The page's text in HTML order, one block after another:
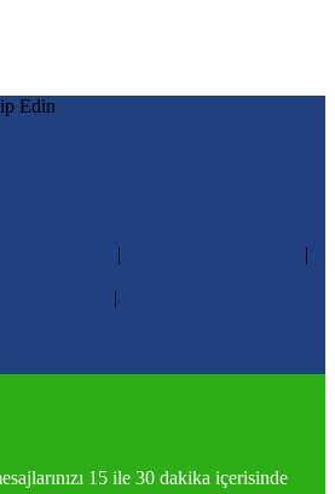
Edin
|
|
|
15 ile 30 dakika içerisinde